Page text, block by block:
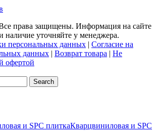
права защищены. Информация на сайте
наличие уточняйте у менеджера.
персональных данных | Согласие на
данных | Возврат товара | Не
офертой
Search
Кварцвиниловая и SPC